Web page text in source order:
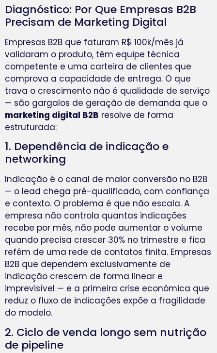
Diagnóstico: Por Que Empresas B2B
Precisam de Marketing Digital
Empresas B2B que faturam R$ 100k/mês já
validaram o produto, têm equipe técnica
competente e uma carteira de clientes que
comprova a capacidade de entrega. O que
trava o crescimento não é qualidade de serviço
— são gargalos de geração de demanda que o
marketing digital B2B resolve de forma
estruturada:
1. Dependência de indicação e
networking
Indicação é o canal de maior conversão no B2B
— o lead chega pré-qualificado, com confiança
e contexto. O problema é que não escala. A
empresa não controla quantas indicações
recebe por mês, não pode aumentar o volume
quando precisa crescer 30% no trimestre e fica
refém de uma rede de contatos finita. Empresas
B2B que dependem exclusivamente de
indicação crescem de forma linear e
imprevisível — e a primeira crise econômica que
reduz o fluxo de indicações expõe a fragilidade
do modelo.
2. Ciclo de venda longo sem nutrição
de pipeline